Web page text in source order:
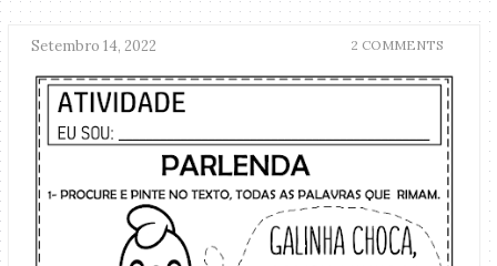
Setembro 14, 2022 2 COMMENTS